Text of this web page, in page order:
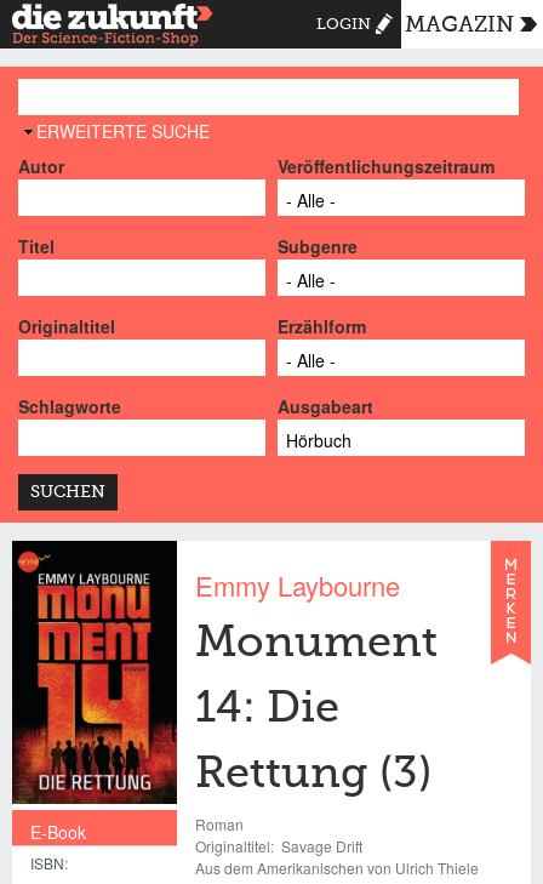
LOGIN MAGAZIN
AUSBLENDEN
ERWEITERTE SUCHE
Autor
Veröffentlichungszeitraum
Titel Subgenre
Originaltitel Erzählform
Schlagworte Ausgabeart
E-Book
ISBN:
Emmy Laybourne
Monument
14: Die
Rettung (3)
Roman
Originaltitel: Savage Drift
Aus dem Amerikanischen von Ulrich Thiele